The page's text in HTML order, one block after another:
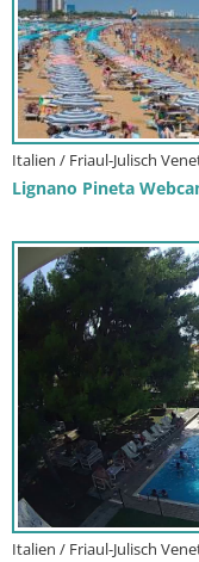
Italien / Friaul-Julisch
Lignano Pineta
Italien / Friaul-Julisch